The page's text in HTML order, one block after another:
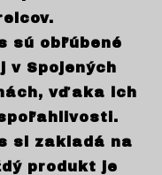
sú obľúbené
v Spojených
vďaka ich
si zakladá na
produkt je